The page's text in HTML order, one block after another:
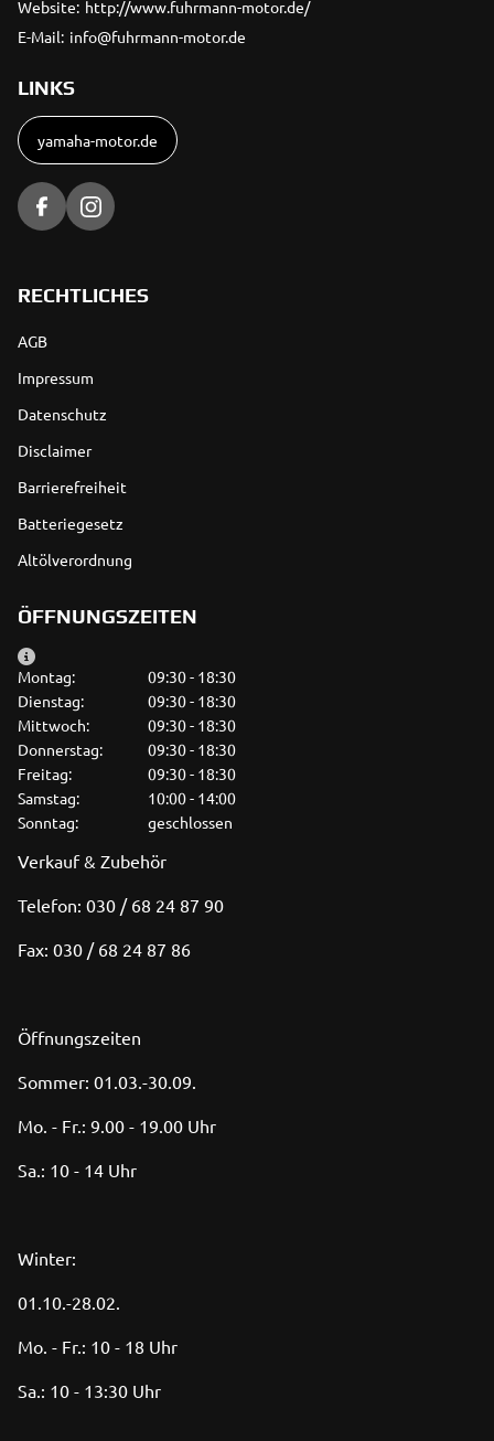
Website: http://www.fuhrmann-motor.de/
E-Mail: info@fuhrmann-motor.de
LINKS
yamaha-motor.de
RECHTLICHES
AGB
Impressum
Datenschutz
Disclaimer
Barrierefreiheit
Batteriegesetz
Altölverordnung
ÖFFNUNGSZEITEN
Montag:
09:30 - 18:30
Dienstag:
09:30 - 18:30
Mittwoch:
09:30 - 18:30
Donnerstag:
09:30 - 18:30
Freitag:
09:30 - 18:30
Samstag:
10:00 - 14:00
Sonntag:
geschlossen
Verkauf & Zubehör
Telefon: 030 / 68 24 87 90
Fax: 030 / 68 24 87 86
Öffnungszeiten
Sommer: 01.03.-30.09.
Mo. - Fr.: 9.00 - 19.00 Uhr
Sa.: 10 - 14 Uhr
Winter:
01.10.-28.02.
Mo. - Fr.: 10 - 18 Uhr
Sa.: 10 - 13:30 Uhr